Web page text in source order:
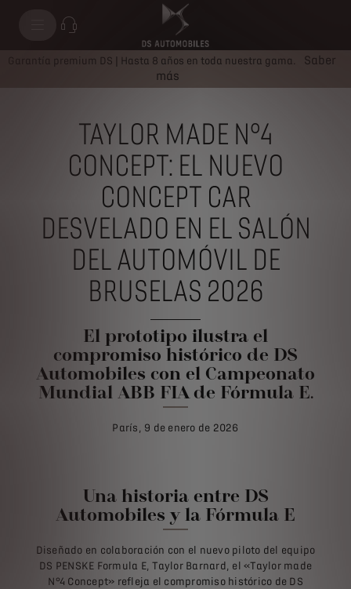
Garantía premium DS | Hasta 8 años en toda nuestra gama.
Saber
más
TAYLOR MADE N°4
CONCEPT: EL NUEVO
CONCEPT CAR
DESVELADO EN EL SALÓN
DEL AUTOMÓVIL DE
BRUSELAS 2026
El prototipo ilustra el
compromiso histórico de DS
Automobiles con el Campeonato
Mundial ABB FIA de Fórmula E.
París, 9 de enero de 2026
Una historia entre DS
Automobiles y la Fórmula E
Diseñado en colaboración con el nuevo piloto del equipo
DS PENSKE Formula E, Taylor Barnard, el «Taylor made
N°4 Concept» refleja el compromiso histórico de DS